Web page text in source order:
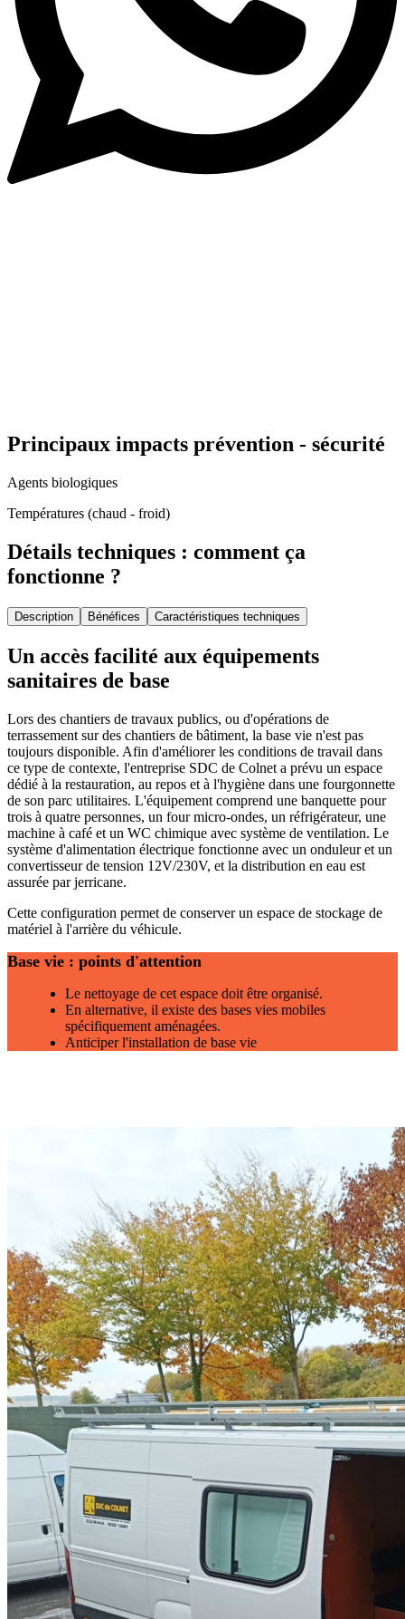
Principaux impacts prévention - sécurité
Agents biologiques
Températures (chaud - froid)
Détails techniques : comment ça
fonctionne ?
Description Bénéfices Caractéristiques techniques
Un accès facilité aux équipements
sanitaires de base
Lors des chantiers de travaux publics, ou d'opérations de
terrassement sur des chantiers de bâtiment, la base vie n'est pas
toujours disponible. Afin d'améliorer les conditions de travail dans
ce type de contexte, l'entreprise SDC de Colnet a prévu un espace
dédié à la restauration, au repos et à l'hygiène dans une fourgonnette
de son parc utilitaires. L'équipement comprend une banquette pour
trois à quatre personnes, un four micro-ondes, un réfrigérateur, une
machine à café et un WC chimique avec système de ventilation. Le
système d'alimentation électrique fonctionne avec un onduleur et un
convertisseur de tension 12V/230V, et la distribution en eau est
assurée par jerricane.
Cette configuration permet de conserver un espace de stockage de
matériel à l'arrière du véhicule.
Base vie : points d'attention
Le nettoyage de cet espace doit être organisé.
En alternative, il existe des bases vies mobiles
spécifiquement aménagées.
Anticiper l'installation de base vie